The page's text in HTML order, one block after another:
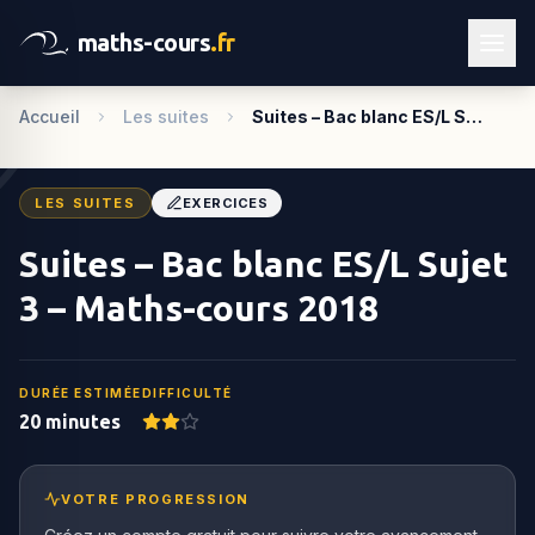
maths-cours.fr
Accueil Les suites Suites – Bac blanc ES/L S…
LES SUITES EXERCICES
Suites – Bac blanc ES/L Sujet
3 – Maths-cours 2018
DURÉE ESTIMÉE
20 minutes
DIFFICULTÉ
VOTRE PROGRESSION